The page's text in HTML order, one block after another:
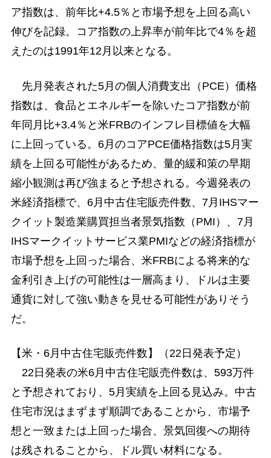
ア指数は、前年比+4.5％と市場予想を上回る高い
伸びを記録。コア指数の上昇率が前年比で4％を超
えたのは1991年12月以来となる。
先月発表された5月の個人消費支出（PCE）価格
指数は、食品とエネルギーを除いたコア指数が前
年同月比+3.4％と米FRBのインフレ目標値を大幅
に上回っている。6月のコアPCE価格指数は5月実
績を上回る可能性があるため、量的緩和策の早期
縮小観測は再び強まると予想される。今週発表の
米経済指標で、6月中古住宅販売件数、7月IHSマー
クイット製造業購買担当者景気指数（PMI）、7月
IHSマークイットサービス業PMIなどの経済指標が
市場予想を上回った場合、米FRBによる将来的な
金利引き上げの可能性は一層高まり、ドルは主要
通貨に対して強い動きを見せる可能性がありそう
だ。
【米・6月中古住宅販売件数】（22日発表予定）
22日発表の米6月中古住宅販売件数は、593万件
と予想されており、5月実績を上回る見込み。中古
住宅市況はまずまず順調であることから、市場予
想と一致または上回った場合、景気回復への期待
は残されることから、ドル買い材料になる。